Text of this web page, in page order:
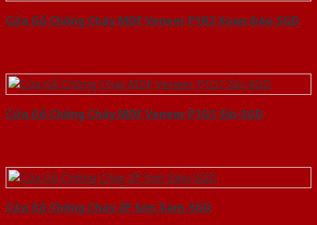
Cửa Gỗ Chống Cháy MDF Veneer P1R2 Xoan Đào-SGD
Cửa Gỗ Chống Cháy MDF Veneer P1G1 Sồi-SGD
Cửa Gỗ Chống Cháy 2P Sơn Xám-SGD